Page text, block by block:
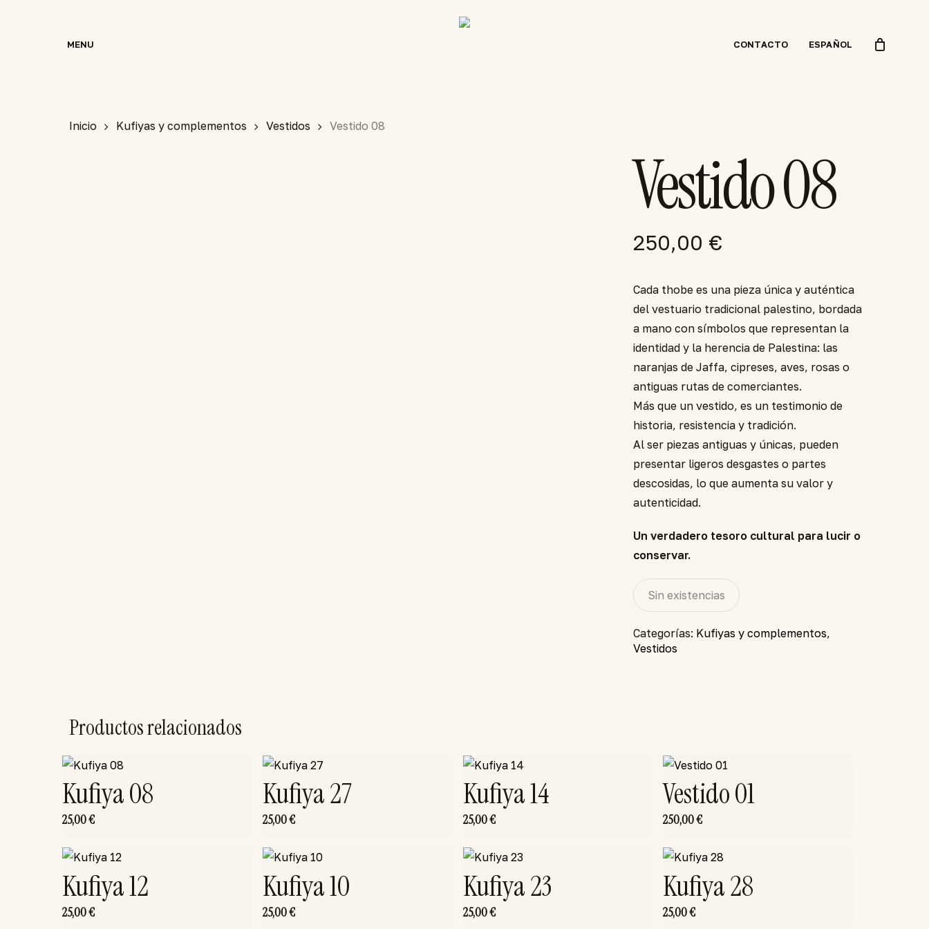
MENU CONTACTO ESPAÑOL
Inicio Kufiyas y complementos Vestidos Vestido 08
Vestido 08
250,00 €
Cada thobe es una pieza única y auténtica
del vestuario tradicional palestino, bordada
a mano con símbolos que representan la
identidad y la herencia de Palestina: las
naranjas de Jaffa, cipreses, aves, rosas o
antiguas rutas de comerciantes.
Más que un vestido, es un testimonio de
historia, resistencia y tradición.
Al ser piezas antiguas y únicas, pueden
presentar ligeros desgastes o partes
descosidas, lo que aumenta su valor y
autenticidad.
Un verdadero tesoro cultural para lucir o
conservar.
Sin existencias
Categorías: Kufiyas y complementos,
Vestidos
Productos relacionados
Kufiya 08
25,00€
Kufiya 27
25,00€
Kufiya 14
25,00€
Vestido 01
250,00€
Kufiya 12
25,00€
Kufiya 10
25,00€
Kufiya 23
25,00€
Kufiya 28
25,00€